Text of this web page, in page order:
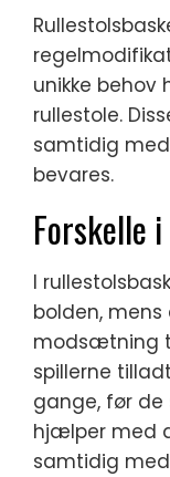
unikke behov
rullestole.
samtidig
bevares.
Forskelle
I
bolden,
modsætning
spillerne
gange, før de
hjælper med
samtidig